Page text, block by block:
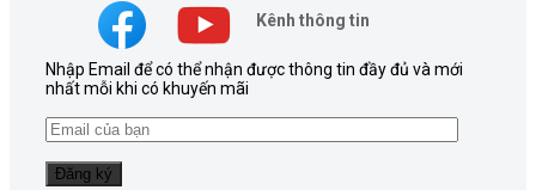
Kênh thông tin
Nhập Email để có thể nhận được thông tin đầy đủ và mới
nhất mỗi khi có khuyến mãi